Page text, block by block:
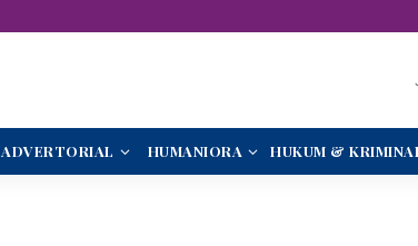
ADVERTORIAL HUMANIORA HUKUM &